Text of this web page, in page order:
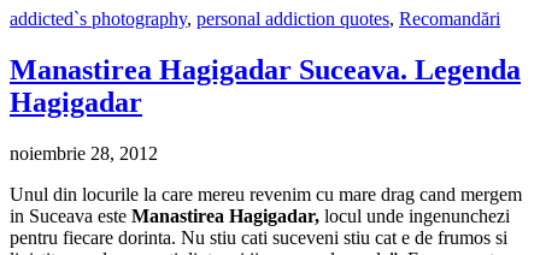
addicted`s photography, personal addiction quotes, Recomandări
Manastirea Hagigadar Suceava. Legenda
Hagigadar
noiembrie 28, 2012
Unul din locurile la care mereu revenim cu mare drag cand mergem
in Suceava este Manastirea Hagigadar, locul unde ingenunchezi
pentru fiecare dorinta. Nu stiu cati suceveni stiu cat e de frumos si